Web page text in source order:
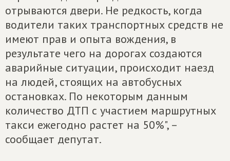
отрываются двери. Не редкость, когда
водители таких транспортных средств не
имеют прав и опыта вождения, в
результате чего на дорогах создаются
аварийные ситуации, происходит наезд
на людей, стоящих на автобусных
остановках. По некоторым данным
количество ДТП с участием маршрутных
такси ежегодно растет на 50%", –
сообщает депутат.